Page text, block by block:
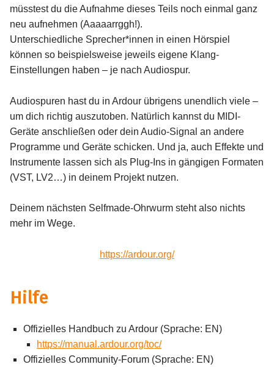
müsstest du die Aufnahme dieses Teils noch einmal ganz
neu aufnehmen (Aaaaarrggh!).
Unterschiedliche Sprecher*innen in einen Hörspiel
können so beispielsweise jeweils eigene Klang-
Einstellungen haben – je nach Audiospur.
Audiospuren hast du in Ardour übrigens unendlich viele –
um dich richtig auszutoben. Natürlich kannst du MIDI-
Geräte anschließen oder dein Audio-Signal an andere
Programme und Geräte schicken. Und ja, auch Effekte und
Instrumente lassen sich als Plug-Ins in gängigen Formaten
(VST, LV2…) in deinem Projekt nutzen.
Deinem nächsten Selfmade-Ohrwurm steht also nichts
mehr im Wege.
https://ardour.org/
Hilfe
Offizielles Handbuch zu Ardour (Sprache: EN)
https://manual.ardour.org/toc/
Offizielles Community-Forum (Sprache: EN)